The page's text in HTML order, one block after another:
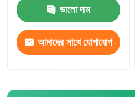
ভালো দাম
আমাদের সাথে যোগাযোগ